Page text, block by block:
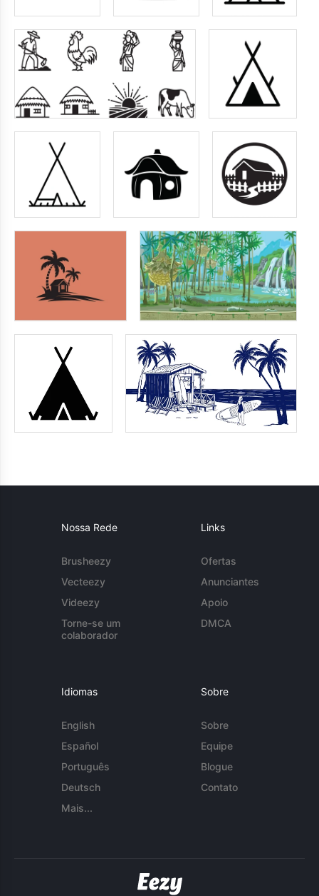
Nossa Rede
Brusheezy
Vecteezy
Videezy
Torne-se um
colaborador
Links
Ofertas
Anunciantes
Apoio
DMCA
Idiomas
English
Español
Português
Deutsch
Mais...
Sobre
Sobre
Equipe
Blogue
Contato